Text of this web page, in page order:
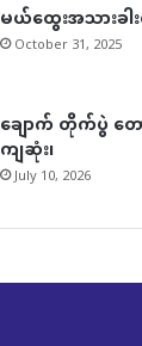
မယ်ထွေးအသားခ
October 31, 2025
ချောက် တိုက်ပွဲ တေ
ကျဆုံး၊
July 10, 2026